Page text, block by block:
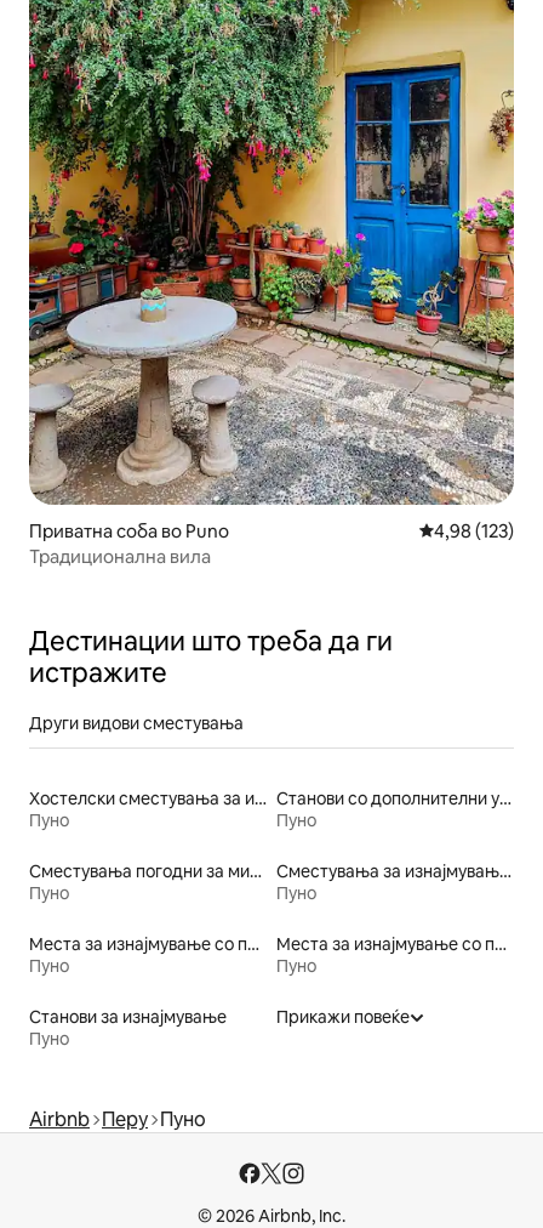
Приватна соба во Puno Просечна
4,98 (123)
Традиционална вила
Дестинации што треба да ги
истражите
Други видови сместувања
Хостелски сместувања за изнајмување
Пуно
Станови со дополнителни услуги за изнајмување
Пуно
Сместувања погодни за миленичиња
Пуно
Сместувања за изнајмување погодни за семејства
Пуно
Места за изнајмување со пристап до езеро
Пуно
Места за изнајмување со појадок
Пуно
Станови за изнајмување
Пуно
Прикажи повеќе
Airbnb Перу Пуно
© 2026 Airbnb, Inc.